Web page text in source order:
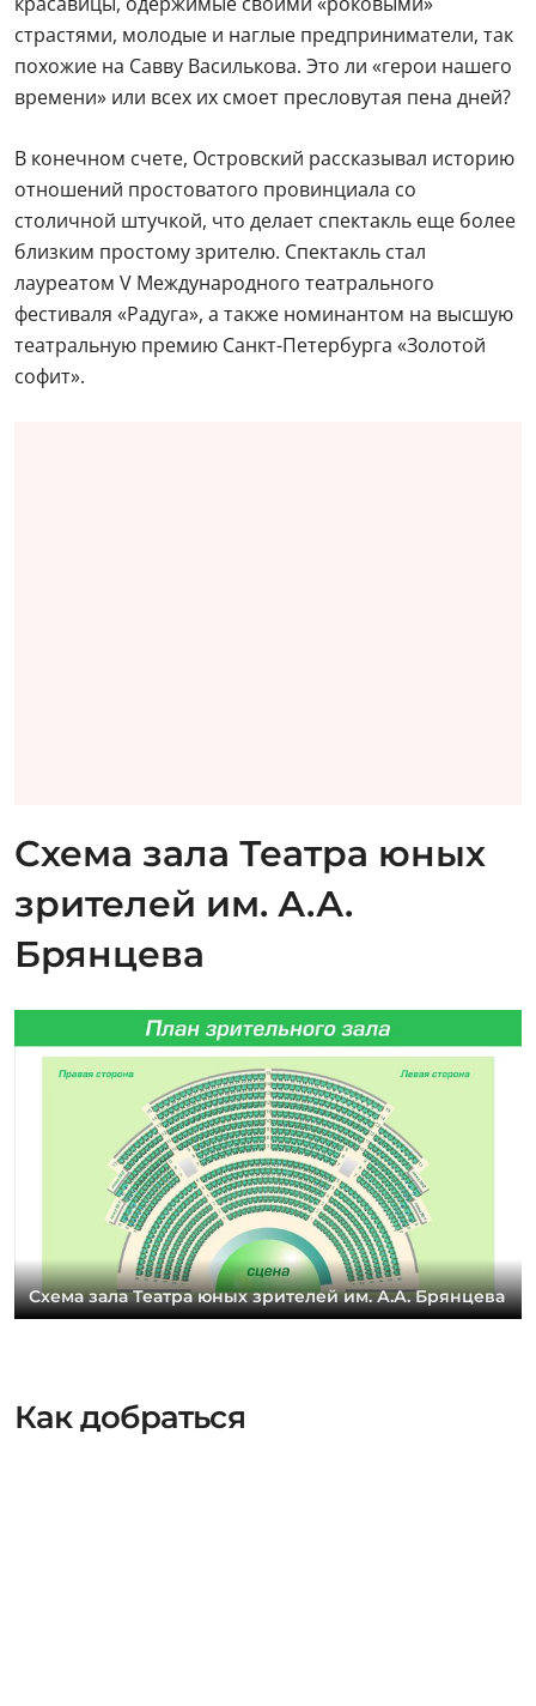
страстями, молодые и наглые предприниматели, так
похожие на Савву Василькова. Это ли «герои нашего
времени» или всех их смоет пресловутая пена дней?
В конечном счете, Островский рассказывал историю
отношений простоватого провинциала со
столичной штучкой, что делает спектакль еще более
близким простому зрителю. Спектакль стал
лауреатом V Международного театрального
фестиваля «Радуга», а также номинантом на высшую
театральную премию Санкт-Петербурга «Золотой
софит».
Схема зала Театра юных
зрителей им. А.А.
Брянцева
Схема зала Театра юных зрителей им. А.А. Брянцева
Как добраться